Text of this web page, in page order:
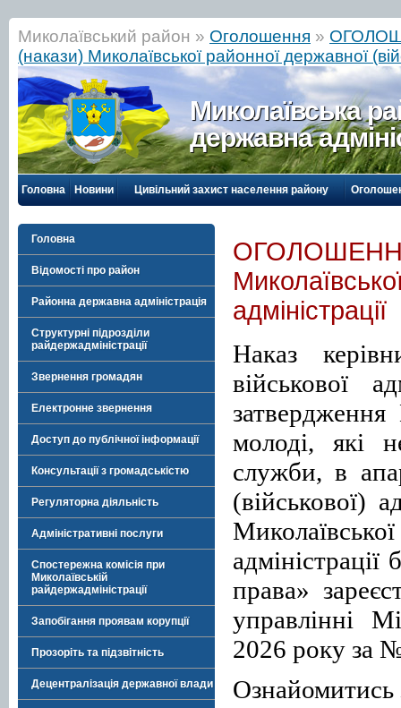
Миколаївський район » Оголошення »
(накази) Миколаївської районної державної
Миколаївська
державна
Головна Новини Цивільний захист населення району
Головна
Відомості про район
Районна державна адміністрація
Структурні підрозділи
райдержадміністрації
Звернення громадян
Електронне звернення
Доступ до публічної інформації
Консультації з громадськістю
Регуляторна діяльність
Адміністративні послуги
Спостережна комісія при
Миколаївській
райдержадміністрації
Запобігання проявам корупції
Прозоріть та підзвітність
Децентралізація державної влади
ОГОЛОШЕННЯ
адміністрації
Наказ
військової
молоді, які
служби, в
(військової)
права»
управлінні
2026 року за
Ознайомитись